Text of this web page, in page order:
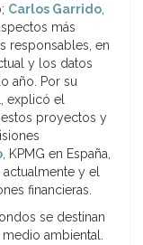
Carlos Garrido,
más
responsables, en
y los datos
año. Por su
explicó el
proyectos y
, KPMG en España,
y el
financieras.
se destinan
ambiental.